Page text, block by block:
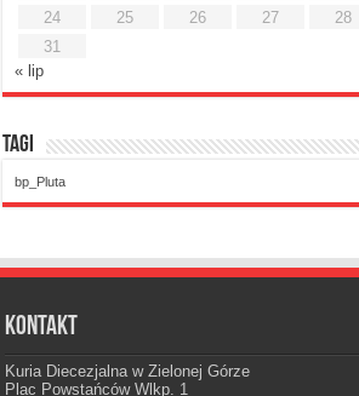
24
25 26 27 28
31
« lip
Tagi
bp_Pluta
Kontakt
Kuria Diecezjalna w Zielonej Górze
Plac Powstańców Wlkp. 1